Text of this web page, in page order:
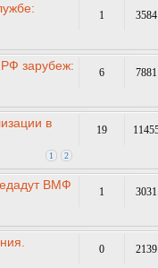
1 3584
РФ зарубеж:
6 7881
в
1 2
19
ВМФ
1 3031
0 2139